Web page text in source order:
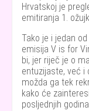
Hrvatskoj je
emitiranja 1.
Tako je i jedan
emisija V is for
bi, jer riječ je o
entuzijaste, već i
možda ga tek
kako će
posljednjih